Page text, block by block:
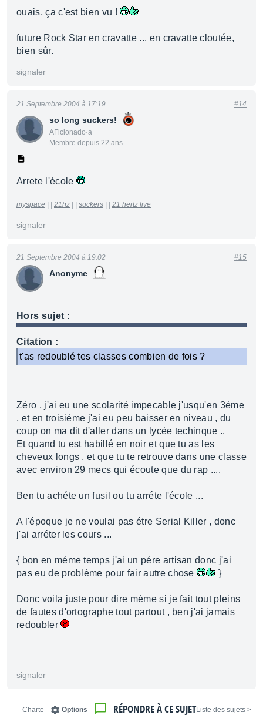
ouais, ça c'est bien vu !
future Rock Star en cravatte ... en cravatte cloutée,
bien sûr.
signaler
so long suckers!
AFicionado·a
Membre depuis 22 ans
21 Septembre 2004 à 17:19 #14
Arrete l'école
myspace 21hz suckers 21 hertz live
signaler
Anonyme
21 Septembre 2004 à 19:02 #15
Hors sujet :
Citation :
t'as redoublé tes classes combien de fois ?
Zéro , j'ai eu une scolarité impecable j'usqu'en 3éme
, et en troisiéme j'ai eu peu baisser en niveau , du
coup on ma dit d'aller dans un lycée techinque ..
Et quand tu est habillé en noir et que tu as les
cheveux longs , et que tu te retrouve dans une classe
avec environ 29 mecs qui écoute que du rap ....
Ben tu achéte un fusil ou tu arréte l'école ...
A l'époque je ne voulai pas étre Serial Killer , donc
j'ai arréter les cours ...
{ bon en méme temps j'ai un pére artisan donc j'ai
pas eu de probléme pour fair autre chose
}
Donc voila juste pour dire méme si je fait tout pleins
de fautes d'ortographe tout partout , ben j'ai jamais
redoubler
signaler
< Liste des sujets
RÉPONDRE À CE SUJET
Options
Charte